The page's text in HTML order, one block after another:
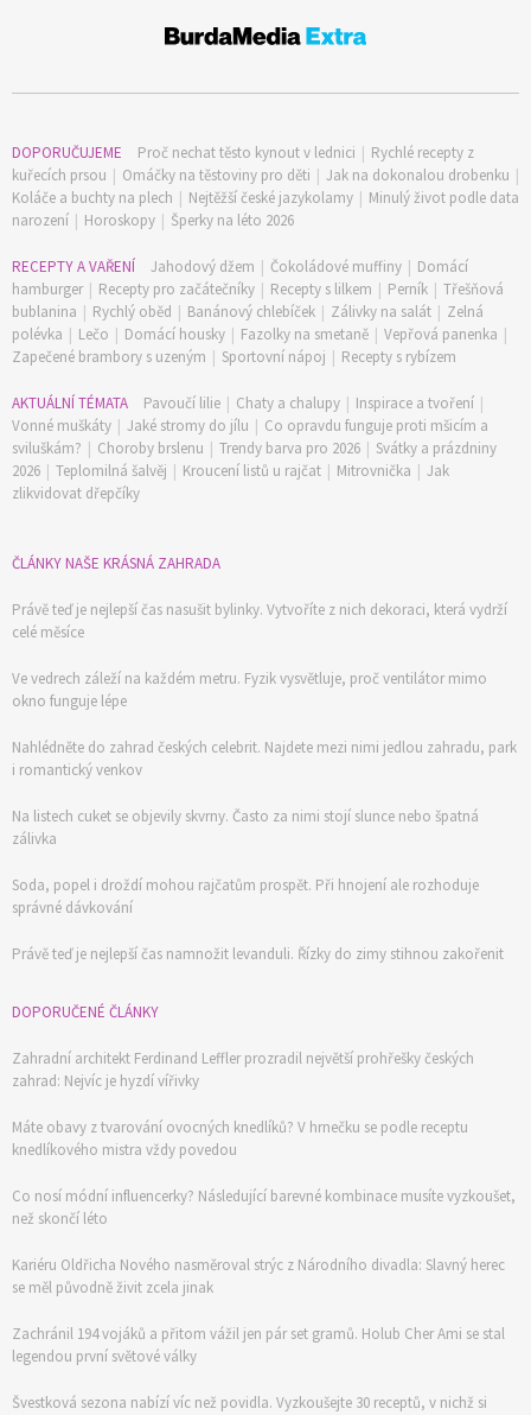
74 Kč
DOPORUČUJEME Proč nechat těsto kynout v lednici | Rychlé recepty z
kuřecích prsou | Omáčky na těstoviny pro děti | Jak na dokonalou drobenku |
Koláče a buchty na plech | Nejtěžší české jazykolamy | Minulý život podle data
narození | Horoskopy | Šperky na léto 2026
RECEPTY A VAŘENÍ Jahodový džem | Čokoládové muffiny | Domácí
hamburger | Recepty pro začátečníky | Recepty s lilkem | Perník | Třešňová
bublanina | Rychlý oběd | Banánový chlebíček | Zálivky na salát | Zelná
polévka | Lečo | Domácí housky | Fazolky na smetaně | Vepřová panenka |
Zapečené brambory s uzeným | Sportovní nápoj | Recepty s rybízem
AKTUÁLNÍ TÉMATA Pavoučí lilie | Chaty a chalupy | Inspirace a tvoření |
Vonné muškáty | Jaké stromy do jílu | Co opravdu funguje proti mšicím a
sviluškám? | Choroby brslenu | Trendy barva pro 2026 | Svátky a prázdniny
2026 | Teplomilná šalvěj | Kroucení listů u rajčat | Mitrovnička | Jak
zlikvidovat dřepčíky
ČLÁNKY NAŠE KRÁSNÁ ZAHRADA
Právě teď je nejlepší čas nasušit bylinky. Vytvoříte z nich dekoraci, která vydrží
celé měsíce
Ve vedrech záleží na každém metru. Fyzik vysvětluje, proč ventilátor mimo
okno funguje lépe
Nahlédněte do zahrad českých celebrit. Najdete mezi nimi jedlou zahradu, park
i romantický venkov
Na listech cuket se objevily skvrny. Často za nimi stojí slunce nebo špatná
zálivka
Soda, popel i droždí mohou rajčatům prospět. Při hnojení ale rozhoduje
správné dávkování
Právě teď je nejlepší čas namnožit levanduli. Řízky do zimy stihnou zakořenit
DOPORUČENÉ ČLÁNKY
Zahradní architekt Ferdinand Leffler prozradil největší prohřešky českých
zahrad: Nejvíc je hyzdí vířivky
Máte obavy z tvarování ovocných knedlíků? V hrnečku se podle receptu
knedlíkového mistra vždy povedou
Co nosí módní influencerky? Následující barevné kombinace musíte vyzkoušet,
než skončí léto
Kariéru Oldřicha Nového nasměroval strýc z Národního divadla: Slavný herec
se měl původně živit zcela jinak
Zachránil 194 vojáků a přitom vážil jen pár set gramů. Holub Cher Ami se stal
legendou první světové války
Švestková sezona nabízí víc než povidla. Vyzkoušejte 30 receptů, v nichž si